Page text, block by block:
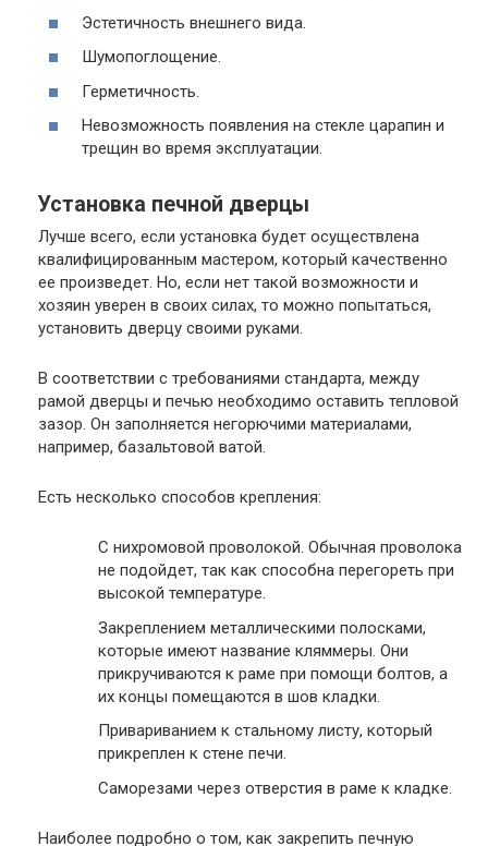
Эстетичность внешнего вида.
Шумопоглощение.
Герметичность.
Невозможность появления на стекле царапин и
трещин во время эксплуатации.
Установка печной дверцы
Лучше всего, если установка будет осуществлена
квалифицированным мастером, который качественно
ее произведет. Но, если нет такой возможности и
хозяин уверен в своих силах, то можно попытаться,
установить дверцу своими руками.
В соответствии с требованиями стандарта, между
рамой дверцы и печью необходимо оставить тепловой
зазор. Он заполняется негорючими материалами,
например, базальтовой ватой.
Есть несколько способов крепления:
С нихромовой проволокой. Обычная проволока
не подойдет, так как способна перегореть при
высокой температуре.
Закреплением металлическими полосками,
которые имеют название кляммеры. Они
прикручиваются к раме при помощи болтов, а
их концы помещаются в шов кладки.
Привариванием к стальному листу, который
прикреплен к стене печи.
Саморезами через отверстия в раме к кладке.
Наиболее подробно о том, как закрепить печную